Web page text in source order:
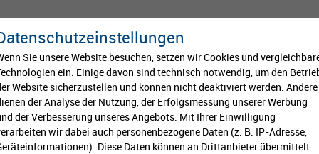
Von klein auf
Teilnahmebedingungen
Wohnen AWO-Projekt Backup
Folkwang Viva con Agua
Zahlen und Fakten
Sie unsere Website besuchen, setzen wir Cookies und
ein. Einige davon sind technisch notwendig, um den
Website sicherzustellen und können nicht deaktiviert werden. Andere
der Analyse der Nutzung, der Erfolgsmessung unserer Werbung
der Verbesserung unseres Angebots. Mit Ihrer Einwilligung
wir dabei auch personenbezogene Daten (z. B. IP-Adresse,
Diese Daten können an Drittanbieter übermittelt